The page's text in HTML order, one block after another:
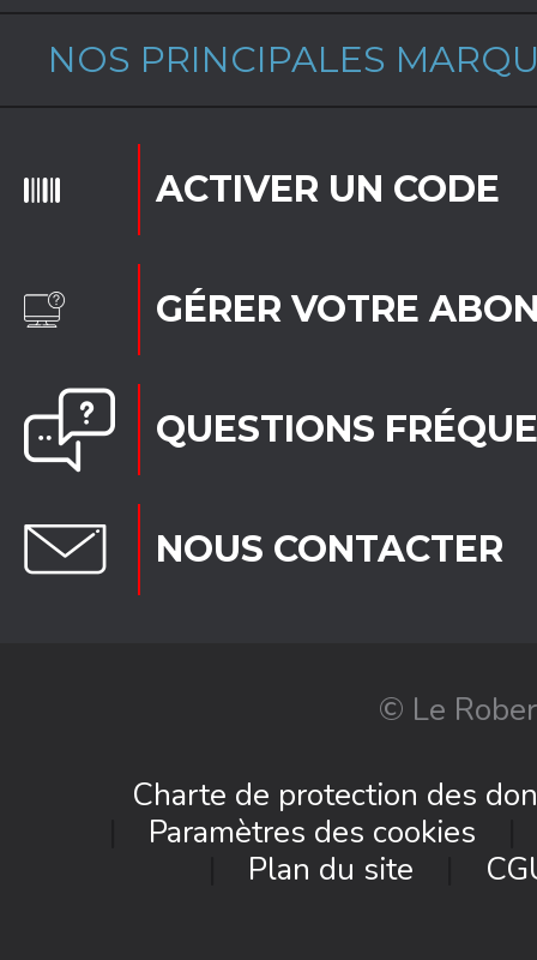
NOS PRINCIPALES
ACTIVER UN CODE
GÉRER VOTRE
QUESTIONS
NOUS CONTACTER
© Le
Charte de protection des
Paramètres des cookies
Plan du site